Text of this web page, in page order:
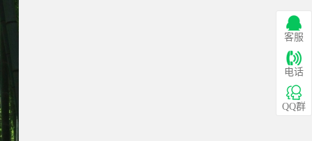
客服
电话
QQ群